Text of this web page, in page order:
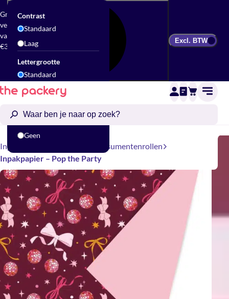
Gratis
verzending
vanaf
€300
Contrast
Standaard
Laag
Lettergrootte
Standaard
Groot
Geen
Excl. BTW
Inpakken
Consumentenrollen
Inpakpapier – Pop the Party